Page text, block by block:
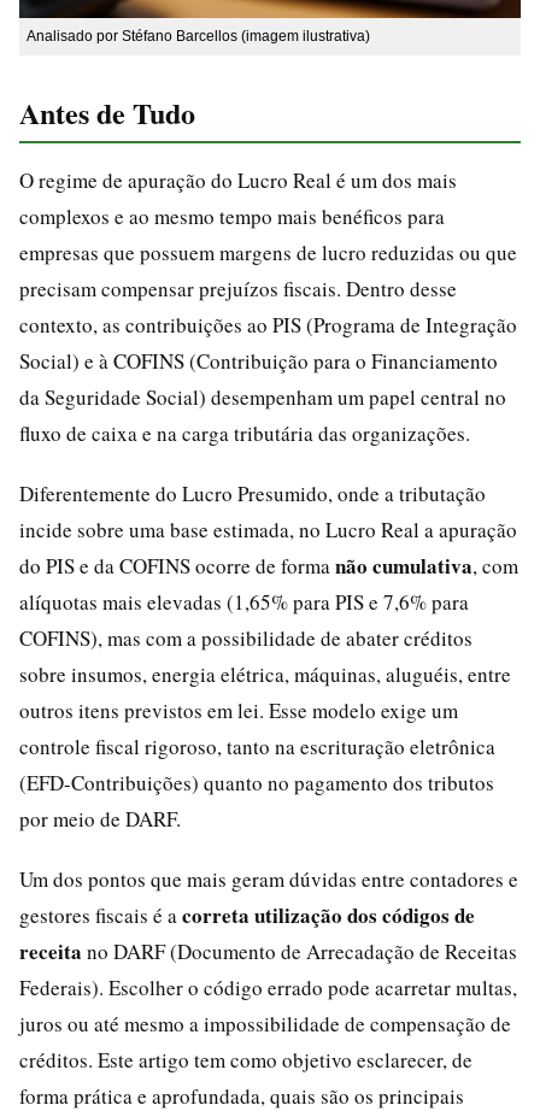
Analisado por Stéfano Barcellos (imagem ilustrativa)
Antes de Tudo
O regime de apuração do Lucro Real é um dos mais
complexos e ao mesmo tempo mais benéficos para
empresas que possuem margens de lucro reduzidas ou que
precisam compensar prejuízos fiscais. Dentro desse
contexto, as contribuições ao PIS (Programa de Integração
Social) e à COFINS (Contribuição para o Financiamento
da Seguridade Social) desempenham um papel central no
fluxo de caixa e na carga tributária das organizações.
Diferentemente do Lucro Presumido, onde a tributação
incide sobre uma base estimada, no Lucro Real a apuração
do PIS e da COFINS ocorre de forma não cumulativa, com
alíquotas mais elevadas (1,65% para PIS e 7,6% para
COFINS), mas com a possibilidade de abater créditos
sobre insumos, energia elétrica, máquinas, aluguéis, entre
outros itens previstos em lei. Esse modelo exige um
controle fiscal rigoroso, tanto na escrituração eletrônica
(EFD-Contribuições) quanto no pagamento dos tributos
por meio de DARF.
Um dos pontos que mais geram dúvidas entre contadores e
gestores fiscais é a correta utilização dos códigos de
receita no DARF (Documento de Arrecadação de Receitas
Federais). Escolher o código errado pode acarretar multas,
juros ou até mesmo a impossibilidade de compensação de
créditos. Este artigo tem como objetivo esclarecer, de
forma prática e aprofundada, quais são os principais